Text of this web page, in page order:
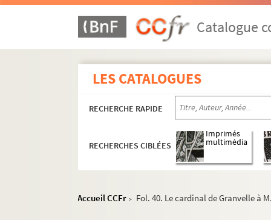
Catalogue
LES CATALOGUES
RECHERCHE RAPIDE
RECHERCHES CIBLÉES
Imprimés
multimédia
Accueil CCFr > Fol. 40. Le cardinal de Granvelle à